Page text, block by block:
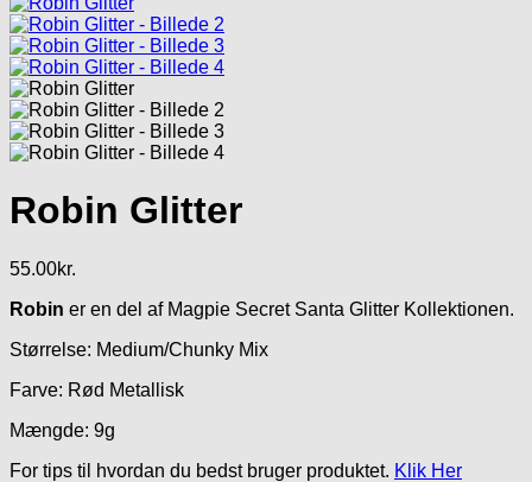
Robin Glitter
55.00kr.
Robin er en del af Magpie Secret Santa Glitter Kollektionen.
Størrelse: Medium/Chunky Mix
Farve: Rød Metallisk
Mængde: 9g
For tips til hvordan du bedst bruger produktet. Klik Her